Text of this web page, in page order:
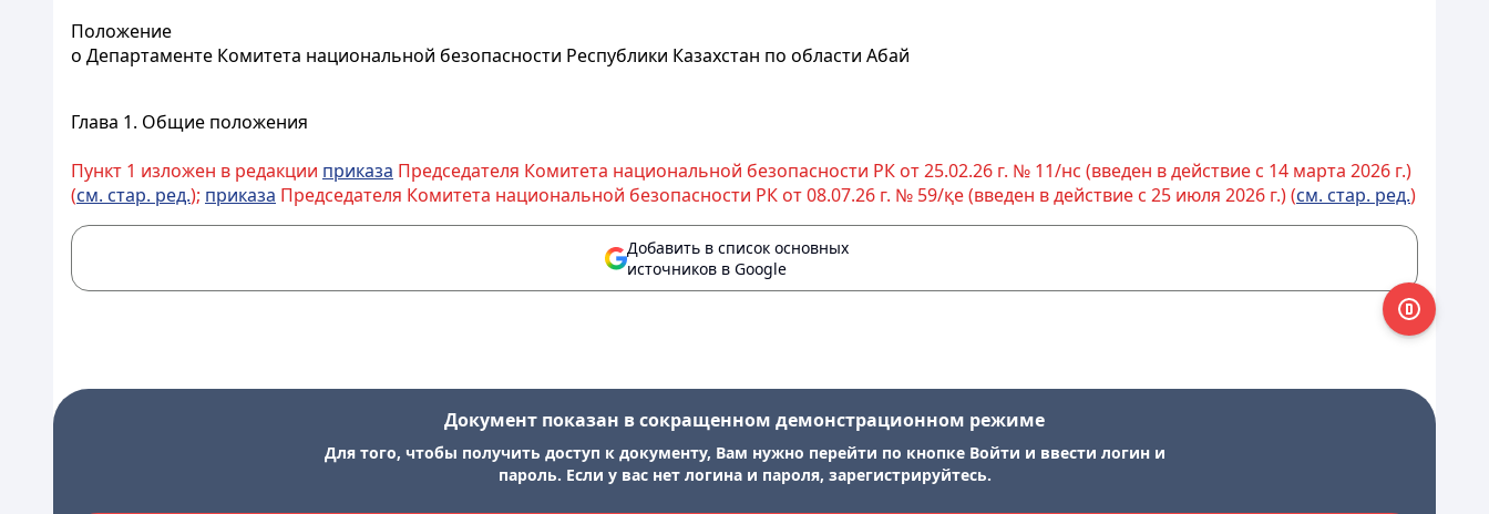
Положение
о Департаменте Комитета национальной безопасности Республики Казахстан по области Абай
Глава 1. Общие положения
Пункт 1 изложен в редакции приказа Председателя Комитета национальной безопасности РК от 25.02.26 г. № 11/нс (введен в действие с 14 марта 2026 г.)
(см. стар. ред.); приказа Председателя Комитета национальной безопасности РК от 08.07.26 г. № 59/қе (введен в действие с 25 июля 2026 г.) (см. стар. ред.)
Добавить в список основных
источников в Google
Документ показан в сокращенном демонстрационном режиме
Для того, чтобы получить доступ к документу, Вам нужно перейти по кнопке Войти и ввести логин и
пароль. Если у вас нет логина и пароля, зарегистрируйтесь.